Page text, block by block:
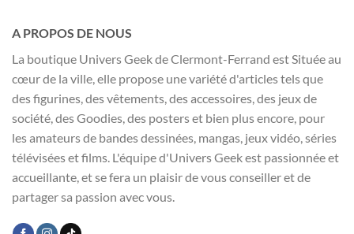
A PROPOS DE NOUS
La boutique Univers Geek de Clermont-Ferrand est Située au
cœur de la ville, elle propose une variété d'articles tels que
des figurines, des vêtements, des accessoires, des jeux de
société, des Goodies, des posters et bien plus encore, pour
les amateurs de bandes dessinées, mangas, jeux vidéo, séries
télévisées et films. L'équipe d'Univers Geek est passionnée et
accueillante, et se fera un plaisir de vous conseiller et de
partager sa passion avec vous.